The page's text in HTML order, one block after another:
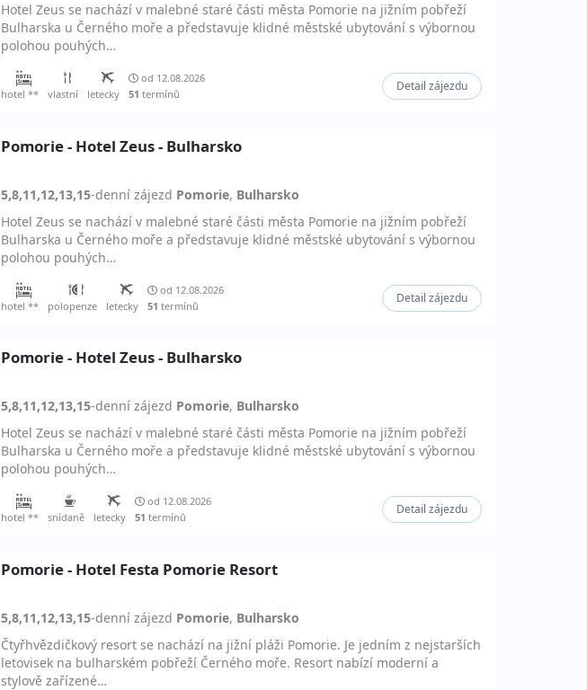
Hotel Zeus se nachází v malebné staré části města Pomorie na jižním pobřeží
Bulharska u Černého moře a představuje klidné městské ubytování s výbornou
polohou pouhých…
hotel ** vlastní letecky
od 12.08.2026
51 termínů
Detail zájezdu
Pomorie - Hotel Zeus - Bulharsko
5,8,11,12,13,15-dennízájezd Pomorie, Bulharsko
Hotel Zeus se nachází v malebné staré části města Pomorie na jižním pobřeží
Bulharska u Černého moře a představuje klidné městské ubytování s výbornou
polohou pouhých…
hotel ** polopenze letecky
od 12.08.2026
51 termínů
Detail zájezdu
Pomorie - Hotel Zeus - Bulharsko
5,8,11,12,13,15-dennízájezd Pomorie, Bulharsko
Hotel Zeus se nachází v malebné staré části města Pomorie na jižním pobřeží
Bulharska u Černého moře a představuje klidné městské ubytování s výbornou
polohou pouhých…
hotel ** snídaně letecky
od 12.08.2026
51 termínů
Detail zájezdu
Pomorie - Hotel Festa Pomorie Resort
5,8,11,12,13,15-dennízájezd Pomorie, Bulharsko
Čtyřhvězdičkový resort se nachází na jižní pláži Pomorie. Je jedním z nejstarších
letovisek na bulharském pobřeží Černého moře. Resort nabízí moderní a
stylově zařízené…